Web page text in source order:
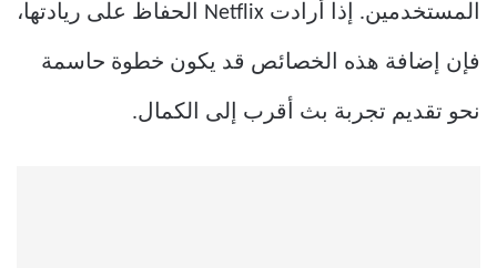
المستخدمين. إذا أرادت Netflix الحفاظ على ريادتها،
فإن إضافة هذه الخصائص قد يكون خطوة حاسمة
نحو تقديم تجربة بث أقرب إلى الكمال.